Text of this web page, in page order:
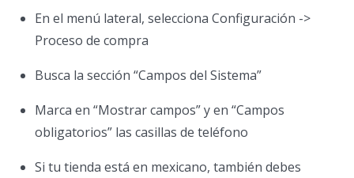
En el menú lateral, selecciona Configuración ->
Proceso de compra
Busca la sección “Campos del Sistema”
Marca en “Mostrar campos” y en “Campos
obligatorios” las casillas de teléfono
Si tu tienda está en mexicano, también debes